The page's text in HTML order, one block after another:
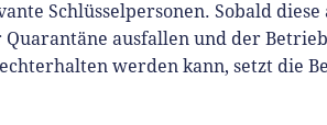
Schlüsselpersonen. Sobald
Quarantäne ausfallen und der
werden kann, setzt die